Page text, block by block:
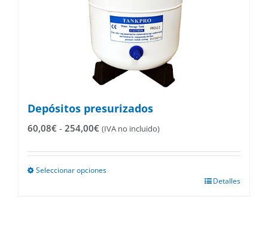
Depósitos presurizados
60,08€ - 254,00€Rango
precios:
60,08€
(IVA no incluido)
Seleccionar opciones
Detalles